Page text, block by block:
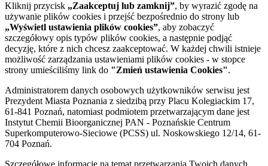
Kliknij przycisk „Zaakceptuj lub zamknij”, by wyrazić zgodę na
używanie plików cookies i przejść bezpośrednio do strony lub
„Wyświetl ustawienia plików cookies”, aby zobaczyć
szczegółowy opis typów plików cookies, a następnie podjąć
decyzję, które z nich chcesz zaakceptować. W każdej chwili istnieje
możliwość zarządzania ustawieniami plików cookies - w stopce
strony umieściliśmy link do "Zmień ustawienia Cookies".
Administratorem danych osobowych użytkowników serwisu jest
Prezydent Miasta Poznania z siedzibą przy Placu Kolegiackim 17,
61-841 Poznań, natomiast podmiotem przetwarzającym dane jest
Instytut Chemii Bioorganicznej PAN - Poznańskie Centrum
Superkomputerowo-Sieciowe (PCSS) ul. Noskowskiego 12/14, 61-
704 Poznań.